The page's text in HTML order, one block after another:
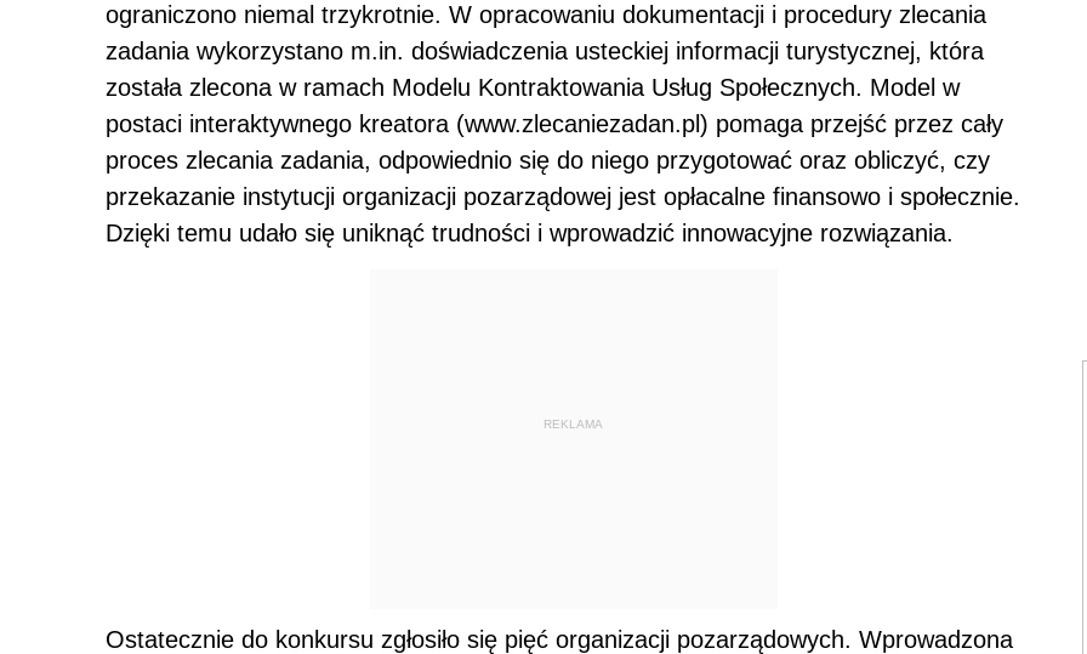
ograniczono niemal trzykrotnie. W opracowaniu dokumentacji i procedury zlecania
zadania wykorzystano m.in. doświadczenia usteckiej informacji turystycznej, która
została zlecona w ramach Modelu Kontraktowania Usług Społecznych. Model w
postaci interaktywnego kreatora (www.zlecaniezadan.pl) pomaga przejść przez cały
proces zlecania zadania, odpowiednio się do niego przygotować oraz obliczyć, czy
przekazanie instytucji organizacji pozarządowej jest opłacalne finansowo i społecznie.
Dzięki temu udało się uniknąć trudności i wprowadzić innowacyjne rozwiązania.
REKLAMA
Ostatecznie do konkursu zgłosiło się pięć organizacji pozarządowych. Wprowadzona